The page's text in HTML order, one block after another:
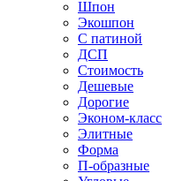
Шпон
Экошпон
С патиной
ДСП
Стоимость
Дешевые
Дорогие
Эконом-класс
Элитные
Форма
П-образные